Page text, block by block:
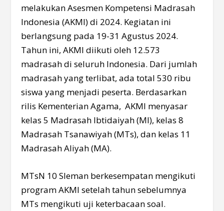
melakukan Asesmen Kompetensi Madrasah
Indonesia (AKMI) di 2024. Kegiatan ini
berlangsung pada 19-31 Agustus 2024.
Tahun ini, AKMI diikuti oleh 12.573
madrasah di seluruh Indonesia. Dari jumlah
madrasah yang terlibat, ada total 530 ribu
siswa yang menjadi peserta. Berdasarkan
rilis Kementerian Agama, AKMI menyasar
kelas 5 Madrasah Ibtidaiyah (MI), kelas 8
Madrasah Tsanawiyah (MTs), dan kelas 11
Madrasah Aliyah (MA).
MTsN 10 Sleman berkesempatan mengikuti
program AKMI setelah tahun sebelumnya
MTs mengikuti uji keterbacaan soal.